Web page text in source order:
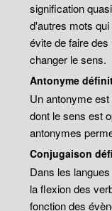
signification
d'autres mots
évite de faire
changer le sens.
Antonyme
Un antonyme
dont le sens est
antonymes
Conjugaison
Dans les
la flexion des
fonction des